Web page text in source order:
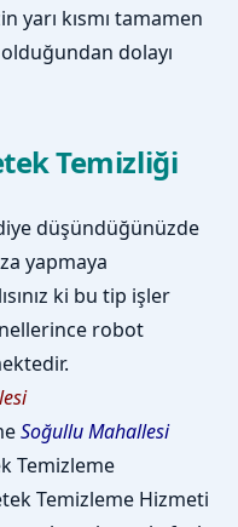
yarı kısmı tamamen
dolayı
Temizliği
düşündüğünüzde
yapmaya
ki bu tip işler
robot
Soğullu Mahallesi
Temizleme
Temizleme Hizmeti